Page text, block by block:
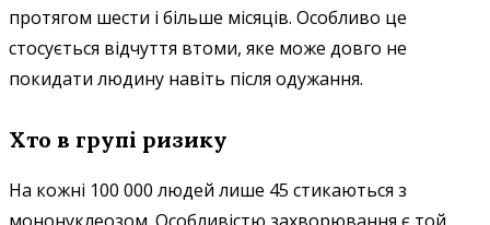
протягом шести і більше місяців. Особливо це
стосується відчуття втоми, яке може довго не
покидати людину навіть після одужання.
Хто в групі ризику
На кожні 100 000 людей лише 45 стикаються з